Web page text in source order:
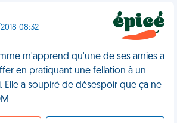
08:32
m'apprend qu'une de ses amies a
en pratiquant une fellation à un
Elle a soupiré de désespoir que ça ne